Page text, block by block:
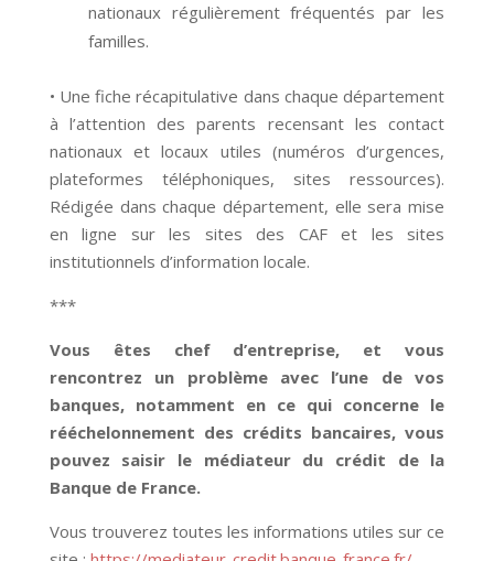
nationaux régulièrement fréquentés par les
familles.
• Une fiche récapitulative dans chaque département
à l’attention des parents recensant les contact
nationaux et locaux utiles (numéros d’urgences,
plateformes téléphoniques, sites ressources).
Rédigée dans chaque département, elle sera mise
en ligne sur les sites des CAF et les sites
institutionnels d’information locale.
***
Vous êtes chef d’entreprise, et vous
rencontrez un problème avec l’une de vos
banques, notamment en ce qui concerne le
rééchelonnement des crédits bancaires, vous
pouvez saisir le médiateur du crédit de la
Banque de France.
Vous trouverez toutes les informations utiles sur ce